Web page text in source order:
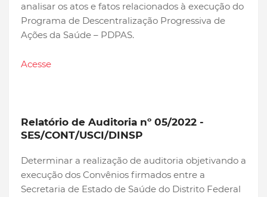
analisar os atos e fatos relacionados à execução do
Programa de Descentralização Progressiva de
Ações da Saúde – PDPAS.
Acesse
Relatório de Auditoria nº 05/2022 -
SES/CONT/USCI/DINSP
Determinar a realização de auditoria objetivando a
execução dos Convênios firmados entre a
Secretaria de Estado de Saúde do Distrito Federal